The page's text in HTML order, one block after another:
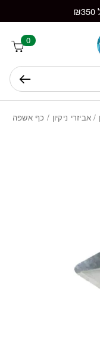
0
/ אביזרי ניקיון / כף אשפה